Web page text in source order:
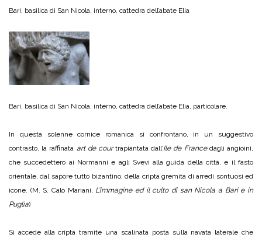
Bari, basilica di San Nicola, interno, cattedra dell’abate Elia
Bari, basilica di San Nicola, interno, cattedra dell’abate Elia, particolare.
In questa solenne cornice romanica si confrontano, in un suggestivo
contrasto, la raffinata art de courtrapiantata dall’Ile de France dagli angioini,
che succedettero ai Normanni e agli Svevi alla guida della città, e il fasto
orientale, dal sapore tutto bizantino, della cripta gremita di arredi sontuosi ed
icone. (M. S. Calò Mariani, L’immagine ed il culto di san Nicola a Bari e in
Puglia)
Si accede alla cripta tramite una scalinata posta sulla navata laterale che